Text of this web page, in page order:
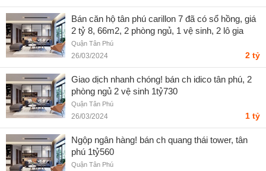
Bán căn hộ tân phú carillon 7 đã có sổ hồng, giá
2 tỷ 8, 66m2, 2 phòng ngủ, 1 vệ sinh, 2 lô gia
Quận Tân Phú
26/03/2024 2 tỷ
Giao dịch nhanh chóng! bán ch idico tân phú, 2
phòng ngủ 2 vệ sinh 1tỷ730
Quận Tân Phú
26/03/2024 1 tỷ
Ngộp ngân hàng! bán ch quang thái tower, tân
phú 1tỷ560
Quận Tân Phú